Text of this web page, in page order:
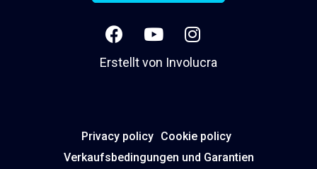
Erstellt von Involucra
Privacy policy Cookie policy
Verkaufsbedingungen und Garantien